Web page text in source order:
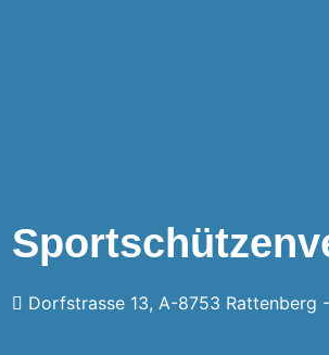
Dorfstrasse 13, A-8753 Rattenberg -